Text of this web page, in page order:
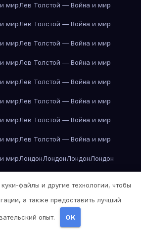
мирЛев Толстой — Война и мир
мирЛев Толстой — Война и мир
мирЛев Толстой — Война и мир
мирЛев Толстой — Война и мир
мирЛев Толстой — Война и мир
мирЛев Толстой — Война и мир
мирЛев Толстой — Война и мир
мирЛев Толстой — Война и мир
мирЛондонЛондонЛондонЛондон
Лос-Анджелес
Лос-АнджелесЛос-Анджелес
файлы и другие технологии, чтобы
а также предоставить лучший
опыт. OK